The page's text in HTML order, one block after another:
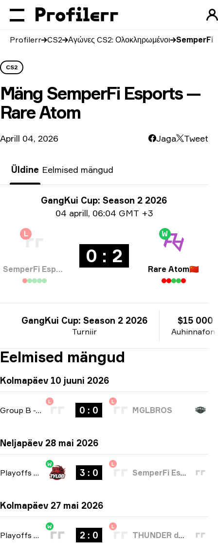
Profilerr CS2 Αγώνες CS2: Ολοκληρωμένοι SemperFi
CS2
Mäng SemperFi Esports —
Rare Atom
Aprill 04, 2026 Jaga Tweet
Üldine Eelmised mängud
Turniiri infoGangKui Cup: Season 2 2026
04 aprill, 06:04 GMT +3
L
SemperFi Esports
0 : 2
W
Rare Atom🇨🇳
Turniir
GangKui Cup: Season 2 2026 $15 000
Eelmised mängud
Kolmapäev 10 juuni 2026
Group B - bo3
L
0 : 0
L
MGLBROS
Neljapäev 28 mai 2026
Playoffs bo5
W
3 : 0
L
SemperFi Esports
Kolmapäev 27 mai 2026
Playoffs bo3
W
2 : 0
L
THUNDER dOWNUNDER